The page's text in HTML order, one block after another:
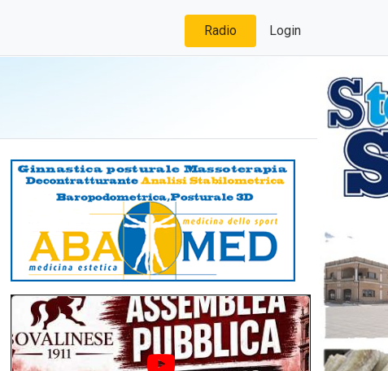
Radio Login